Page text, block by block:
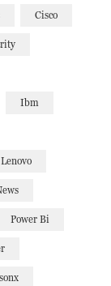
Cisco
Ibm
Lenovo
Power Bi